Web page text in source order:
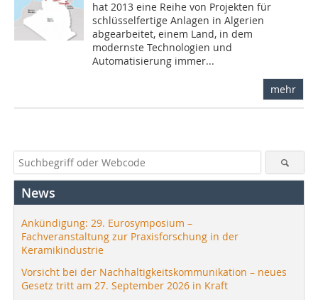
hat 2013 eine Reihe von Projekten für
schlüsselfertige Anlagen in Algerien
abgearbeitet, einem Land, in dem
modernste Technologien und
Automatisierung immer...
mehr
News
Ankündigung: 29. Eurosymposium –
Fachveranstaltung zur Praxisforschung in der
Keramikindustrie
Vorsicht bei der Nachhaltigkeitskommunikation – neues
Gesetz tritt am 27. September 2026 in Kraft